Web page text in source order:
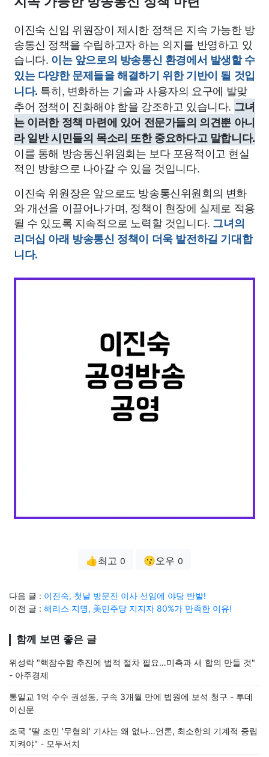
이진숙 신임 위원장이 제시한 정책은 지속 가능한 방
송통신 정책을 수립하고자 하는 의지를 반영하고 있
습니다. 이는 앞으로의 방송통신 환경에서 발생할 수
있는 다양한 문제들을 해결하기 위한 기반이 될 것입
니다. 특히, 변화하는 기술과 사용자의 요구에 발맞
추어 정책이 진화해야 함을 강조하고 있습니다. 그녀
는 이러한 정책 마련에 있어 전문가들의 의견뿐 아니
라 일반 시민들의 목소리 또한 중요하다고 말합니다.
이를 통해 방송통신위원회는 보다 포용적이고 현실
적인 방향으로 나아갈 수 있을 것입니다.
이진숙 위원장은 앞으로도 방송통신위원회의 변화
와 개선을 이끌어나가며, 정책이 현장에 실제로 적용
될 수 있도록 지속적으로 노력할 것입니다. 그녀의
리더십 아래 방송통신 정책이 더욱 발전하길 기대합
니다.
👍최고 0 😗오우 0
다음 글 : 이진숙, 첫날 방문진 이사 선임에 야당 반발!
이전 글 : 해리스 지명, 美민주당 지지자 80%가 만족한 이유!
함께 보면 좋은 글
위성락 "핵잠수함 추진에 법적 절차 필요…미측과 새 합의 만들 것"
- 아주경제
통일교 1억 수수 권성동, 구속 3개월 만에 법원에 보석 청구 - 투데
이신문
조국 "딸 조민 '무혐의' 기사는 왜 없나…언론, 최소한의 기계적 중립
지켜야" - 모두서치